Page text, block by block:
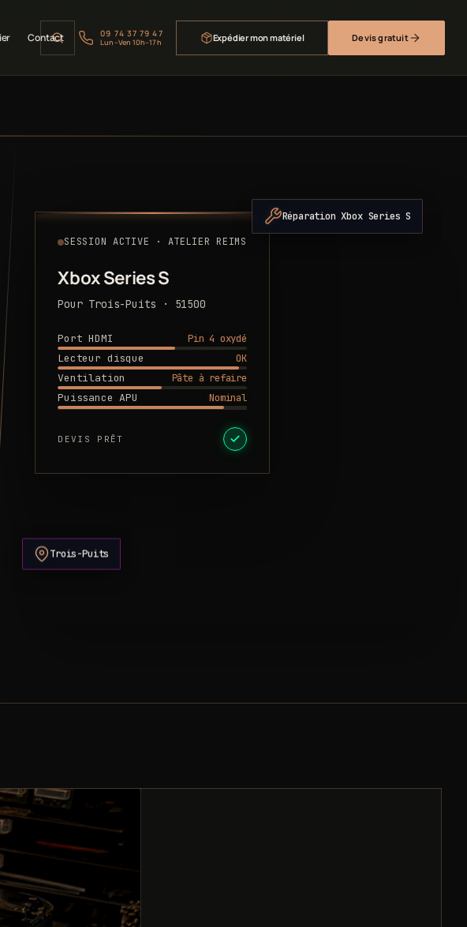
Contact 09 74 37 79 47
Lun–Ven 10h–17h Expédier mon matériel Devis gratuit
SESSION ACTIVE · ATELIER REIMS
Xbox Series S
Pour Trois-Puits · 51500
Port HDMI
Pin 4 oxydé
Lecteur disque
OK
Ventilation
Pâte à refaire
Puissance APU
Nominal
DEVIS PRÊT
Réparation Xbox Series S
Trois-Puits